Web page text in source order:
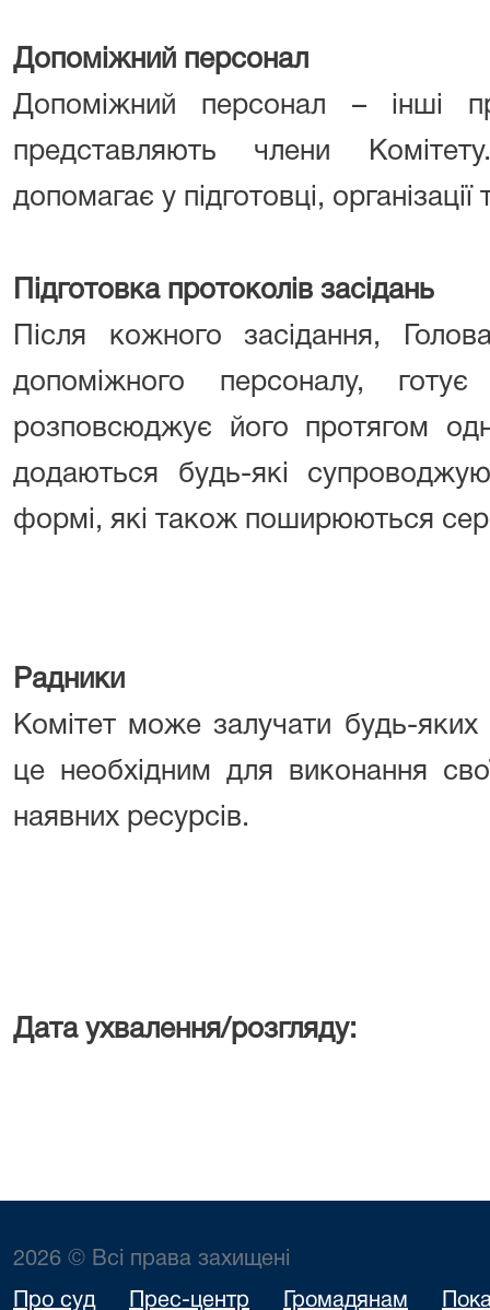
Допоміжний персонал
Допоміжний персонал – інші
представляють члени
допомагає у підготовці,
Підготовка протоколів засідань
Після кожного засідання,
допоміжного персоналу,
розповсюджує його протягом
додаються будь-які
формі, які також поширюються
Радники
Комітет може залучати будь-
це необхідним для виконання
наявних ресурсів.
Дата ухвалення/розгляду:
2026 © Всі права захищені
Про суд Прес-центр Громадянам